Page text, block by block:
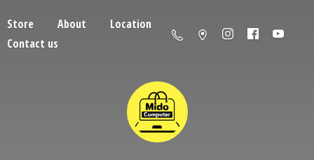
Store About
Location
Contact us